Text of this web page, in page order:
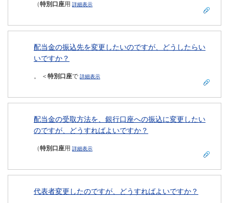
（特別口座用 詳細表示
配当金の振込先を変更したいのですが、どうしたらい
いですか？
。 ＜ 特別口座で 詳細表示
配当金の受取方法を、銀行口座への振込に変更したい
のですが、どうすればよいですか？
（特別口座用 詳細表示
代表者変更したのですが、どうすればよいですか？